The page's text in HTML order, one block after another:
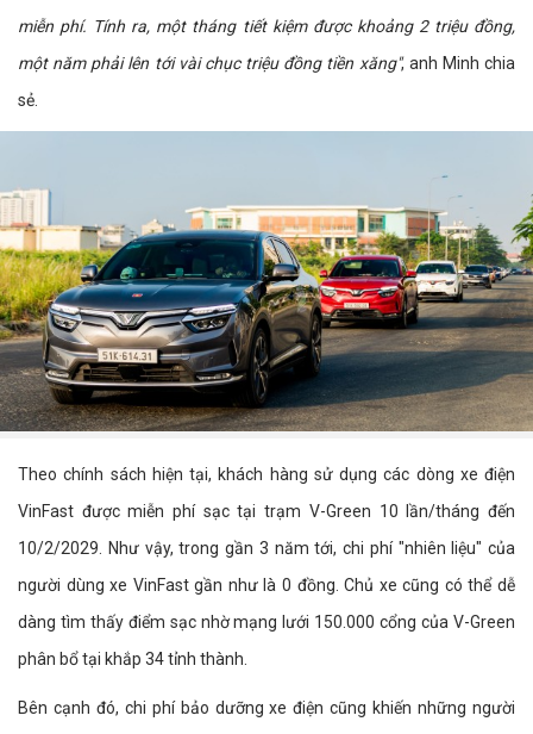
miễn phí. Tính ra, một tháng tiết kiệm được khoảng 2 triệu đồng,
một năm phải lên tới vài chục triệu đồng tiền xăng", anh Minh chia
sẻ.
Theo chính sách hiện tại, khách hàng sử dụng các dòng xe điện
VinFast được miễn phí sạc tại trạm V-Green 10 lần/tháng đến
10/2/2029. Như vậy, trong gần 3 năm tới, chi phí "nhiên liệu" của
người dùng xe VinFast gần như là 0 đồng. Chủ xe cũng có thể dễ
dàng tìm thấy điểm sạc nhờ mạng lưới 150.000 cổng của V-Green
phân bổ tại khắp 34 tỉnh thành.
Bên cạnh đó, chi phí bảo dưỡng xe điện cũng khiến những người